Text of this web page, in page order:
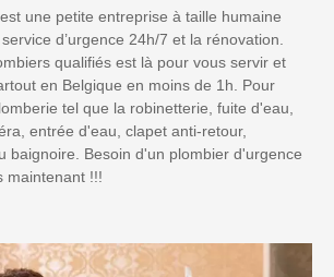
une petite entreprise à taille humaine
d’urgence 24h/7 et la rénovation.
qualifiés est là pour vous servir et
en Belgique en moins de 1h. Pour
tel que la robinetterie, fuite d'eau,
entrée d'eau, clapet anti-retour,
baignoire. Besoin d'un plombier d'urgence
maintenant !!!